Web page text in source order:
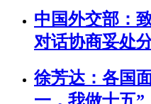
中国外交部：
对话协商妥处
徐芳达：各国